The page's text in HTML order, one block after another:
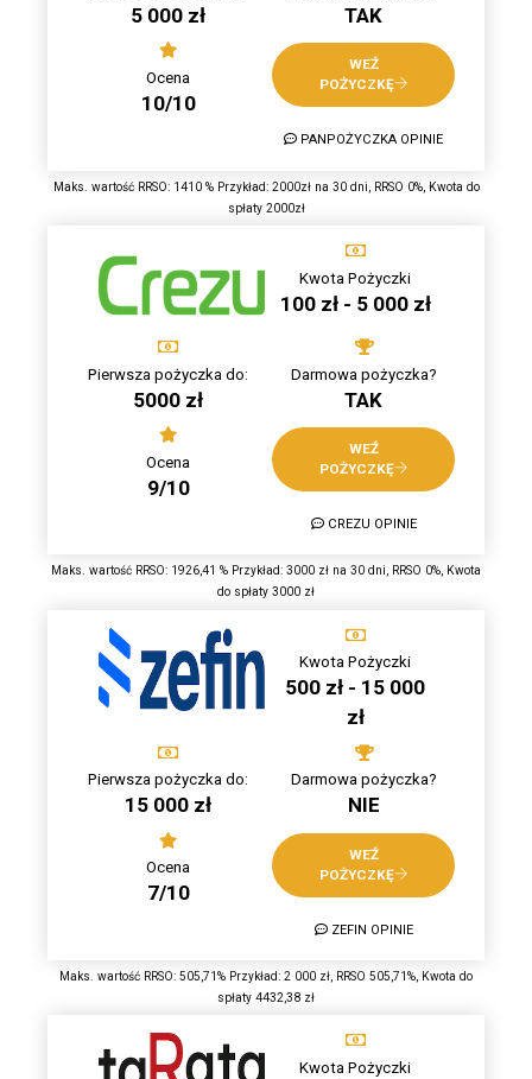
5 000 zł TAK
Ocena
10/10
WEŹ
POŻYCZKĘ
PANPOŻYCZKA OPINIE
Maks. wartość RRSO: 1410 % Przykład: 2000zł na 30 dni, RRSO 0%, Kwota do
spłaty 2000zł
Kwota Pożyczki
100 zł - 5 000 zł
Pierwsza pożyczka do:
5000 zł
Darmowa pożyczka?
TAK
Ocena
9/10
WEŹ
POŻYCZKĘ
CREZU OPINIE
Maks. wartość RRSO: 1926,41 % Przykład: 3000 zł na 30 dni, RRSO 0%, Kwota
do spłaty 3000 zł
Kwota Pożyczki
500 zł - 15 000
zł
Pierwsza pożyczka do:
15 000 zł
Darmowa pożyczka?
NIE
Ocena
7/10
WEŹ
POŻYCZKĘ
ZEFIN OPINIE
Maks. wartość RRSO: 505,71% Przykład: 2 000 zł, RRSO 505,71%, Kwota do
spłaty 4432,38 zł
Kwota Pożyczki